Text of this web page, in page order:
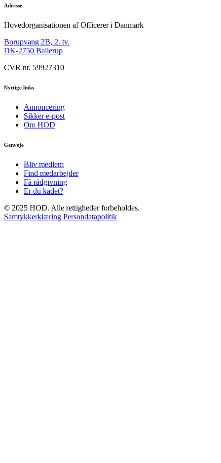
Adresse
Hovedorganisationen af Officerer i Danmark
Borupvang 2B, 2. tv.
DK-2750 Ballerup
CVR nr. 59927310
Nyttige links
Annoncering
Sikker e-post
Om HOD
Genveje
Bliv medlem
Find medarbejder
Få rådgivning
Er du kadet?
© 2025 HOD. Alle rettigheder forbeholdes.
Samtykkerklæring Persondatapolitik